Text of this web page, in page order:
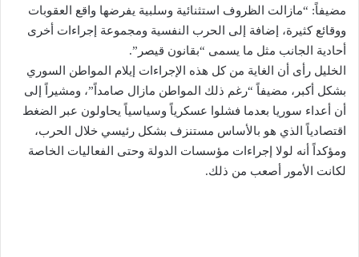
مضيفاً: “مازالت الظروف استثنائية وسلبية يفرضها واقع العقوبات
ووقائع كثيرة، إضافة إلى الحرب النفسية ومجموعة إجراءات أخرى
أحادية الجانب مثل ما يسمى “بقانون قيصر”.
الخليل رأى أن الغاية من كل هذه الإجراءات إيلام المواطن السوري
بشكل أكبر، مضيفاً “رغم ذلك المواطن مازال صامداً”، ومشيراً إلى
أن أعداء سوريا بعدما فشلوا عسكرياً وسياسياً يحاولون عبر الضغط
اقتصادياً الذي هو بالأساس مستنزف بشكل رئيسي خلال الحرب،
ومؤكداً أنه لولا إجراءات مؤسسات الدولة وحتى الفعاليات الخاصة
لكانت الأمور أصعب من ذلك.